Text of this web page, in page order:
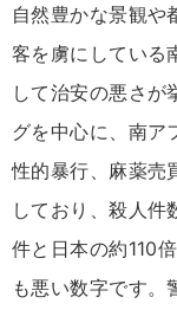
自然豊かな景観や
客を虜にしている
して治安の悪さが
グを中心に、南ア
性的暴行、麻薬売
しており、殺人
件と日本の約110
も悪い数字です。